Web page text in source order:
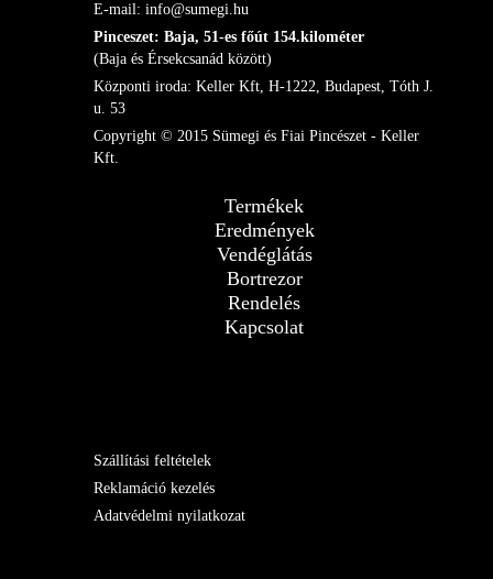
E-mail: info@sumegi.hu
Pinceszet: Baja, 51-es főút 154.kilométer
(Baja és Érsekcsanád között)
Központi iroda: Keller Kft, H-1222, Budapest, Tóth J.
u. 53
Copyright © 2015 Sümegi és Fiai Pincészet - Keller
Kft.
Termékek
Eredmények
Vendéglátás
Bortrezor
Rendelés
Kapcsolat
Szállítási feltételek
Reklamáció kezelés
Adatvédelmi nyilatkozat